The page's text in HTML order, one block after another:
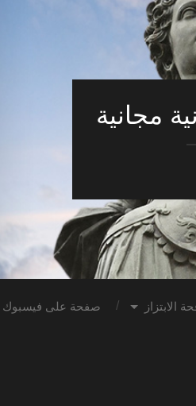
مجانية
الابتزاز صفحة على فيسبوك